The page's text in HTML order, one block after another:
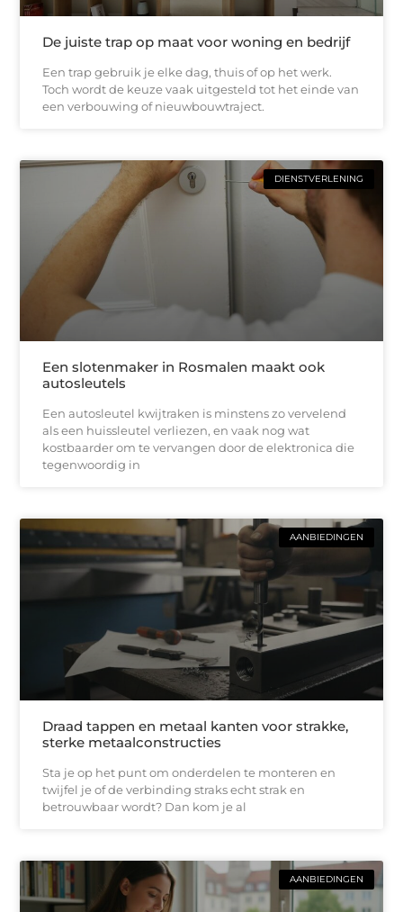
De juiste trap op maat voor woning en bedrijf
Een trap gebruik je elke dag, thuis of op het werk.
Toch wordt de keuze vaak uitgesteld tot het einde van
een verbouwing of nieuwbouwtraject.
DIENSTVERLENING
Een slotenmaker in Rosmalen maakt ook
autosleutels
Een autosleutel kwijtraken is minstens zo vervelend
als een huissleutel verliezen, en vaak nog wat
kostbaarder om te vervangen door de elektronica die
tegenwoordig in
AANBIEDINGEN
Draad tappen en metaal kanten voor strakke,
sterke metaalconstructies
Sta je op het punt om onderdelen te monteren en
twijfel je of de verbinding straks echt strak en
betrouwbaar wordt? Dan kom je al
AANBIEDINGEN